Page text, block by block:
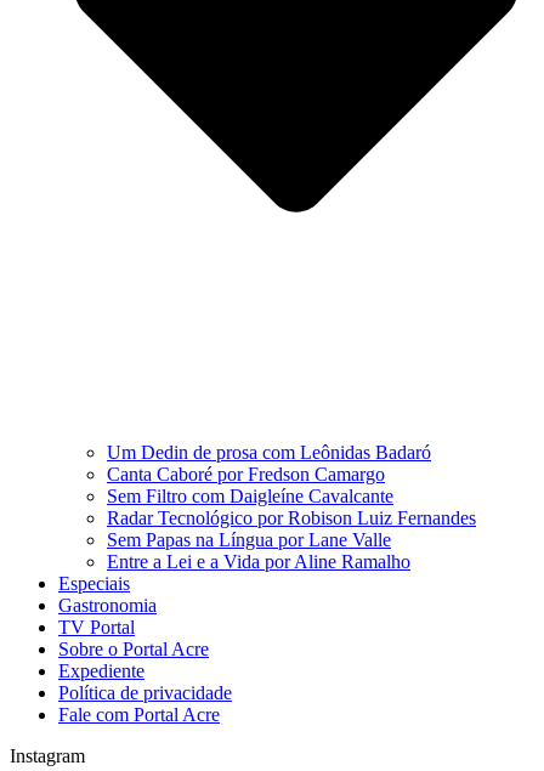
Um Dedin de prosa com Leônidas Badaró
Canta Caboré por Fredson Camargo
Sem Filtro com Daigleíne Cavalcante
Radar Tecnológico por Robison Luiz Fernandes
Sem Papas na Língua por Lane Valle
Entre a Lei e a Vida por Aline Ramalho
Especiais
Gastronomia
TV Portal
Sobre o Portal Acre
Expediente
Política de privacidade
Fale com Portal Acre
Instagram